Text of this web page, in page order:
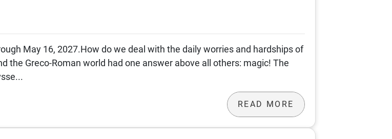
May 16, 2027.How do we deal with the daily worries and hardships of
the Greco-Roman world had one answer above all others: magic! The
READ MORE